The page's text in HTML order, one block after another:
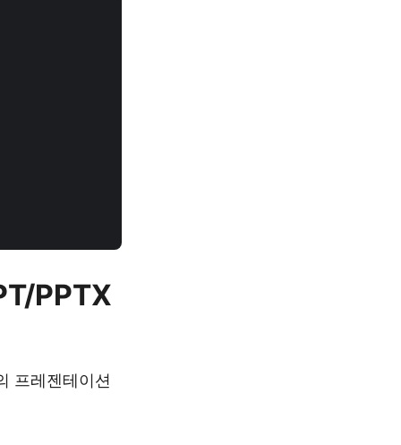
PPTX
프레젠테이션